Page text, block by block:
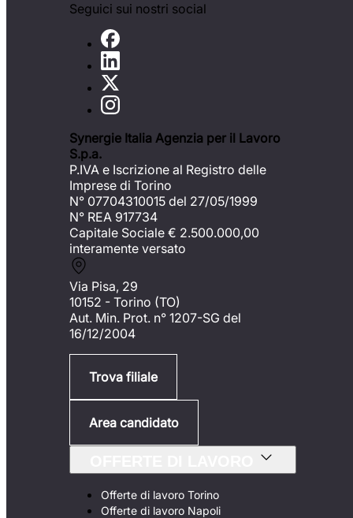
Seguici sui nostri social
Synergie Italia Agenzia per il Lavoro
S.p.a.
P.IVA e Iscrizione al Registro delle
Imprese di Torino
N° 07704310015 del 27/05/1999
N° REA 917734
Capitale Sociale € 2.500.000,00
interamente versato
Via Pisa, 29
10152 - Torino (TO)
Aut. Min. Prot. n° 1207-SG del
16/12/2004
Trova filiale
Area candidato
Offerte di lavoro Torino
Offerte di lavoro Napoli